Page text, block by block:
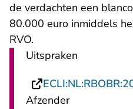
de verdachten een
80.000 euro inmiddels
RVO.
Uitspraken
Afzender